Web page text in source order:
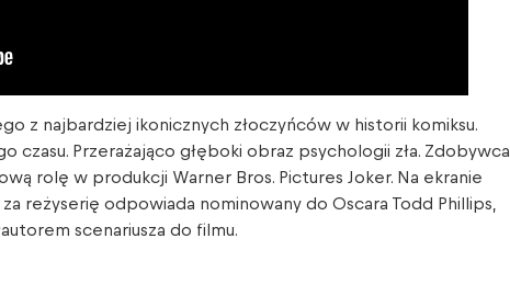
z najbardziej ikonicznych złoczyńców w historii komiksu.
czasu. Przerażająco głęboki obraz psychologii zła. Zdobywca
rolę w produkcji Warner Bros. Pictures Joker. Na ekranie
reżyserię odpowiada nominowany do Oscara Todd Phillips,
scenariusza do filmu.